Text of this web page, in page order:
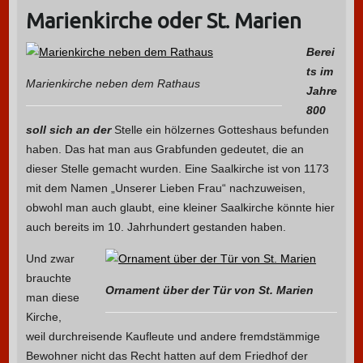
Marienkirche oder St. Marien
Marienkirche neben dem Rathaus
Berei
ts im
Jahre
800
soll sich an der Stelle ein hölzernes Gotteshaus befunden
haben. Das hat man aus Grabfunden gedeutet, die an
dieser Stelle gemacht wurden. Eine Saalkirche ist von 1173
mit dem Namen „Unserer Lieben Frau“ nachzuweisen,
obwohl man auch glaubt, eine kleiner Saalkirche könnte hier
auch bereits im 10. Jahrhundert gestanden haben.
Ornament über der Tür von St. Marien
Und zwar
brauchte
man diese
Kirche,
weil durchreisende Kaufleute und andere fremdstämmige
Bewohner nicht das Recht hatten auf dem Friedhof der